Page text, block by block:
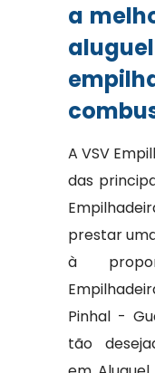
a
A VSV
das
prestar
à
Pinhal -
tão